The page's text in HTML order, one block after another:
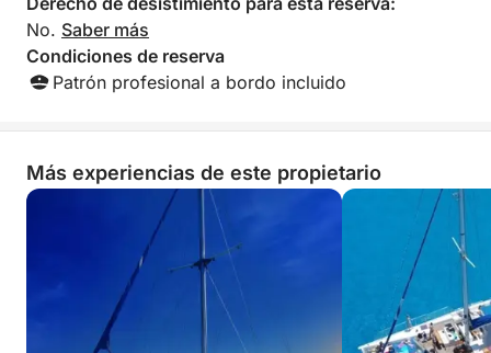
No. Saber más
Condiciones de reserva
Patrón profesional a bordo incluido
Más experiencias de este propietario